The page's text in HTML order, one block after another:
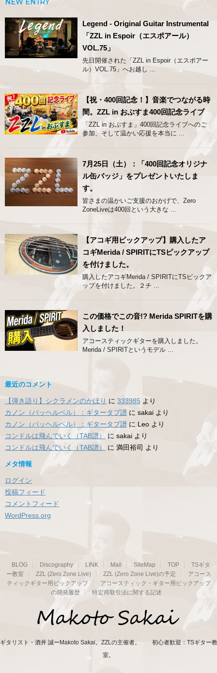
NEW ENTRY
Legend - Original Guitar Instrumental
「ZZL in Espoir（エスポアール）
VOL.75」
先日開催された「ZZL in Espoir（エスポアー
ル）VOL.75」へお越し ...
【祝・400回記念！】音楽でつながる時
間。ZZL in おぶすま400回記念ライブ
「ZZL in おぶすま」400回記念ライブへのご
参加、そして温かい応援を本当に ...
7月25日（土）：「400回記念オリジナ
ル缶バッジ」をプレゼントいたしま
す。
皆さまの温かいご支援のおかげで、Zero
ZoneLiveは400回という大きな ...
【アコギ用ピックアップ】購入したア
コギMerida / SPIRITにTSピックアップ
を付けました。
購入したアコギMerida / SPIRITにTSピックア
ップを付けました。２チ ...
この価格でこの音!? Merida SPIRITを購
入しました！
アコースティックギターを購入しました。
Merida / SPIRITというモデル ...
最近のコメント
【弾き語り】シクラメンのかほり に 333985 より
カノン（パッヘルベル）：ギタータブ譜 に sakai より
カノン（パッヘルベル）：ギタータブ譜 に Leo より
コンドルは飛んでいく（TAB譜）
に sakai より
コンドルは飛んでいく（TAB譜）
に 満田裕司 より
メタ情報
ログイン
投稿フィード
コメントフィード
WordPress.org
BLOG Discography LINK Mail SiteMap TOP
TSギタ
ー教室
ZZL (Zero Zone Live) ZZL (Zero Zone Live)の予定
アコース
ティックギター用ピックアップ
アコースティック・ギター用ピックアップ
の開発履歴
特定商取引法に関する記述
ギタリスト・酒井 誠ーMakoto Sakai。ZZLの主催者。 初心者歓迎：TSギター教
室。